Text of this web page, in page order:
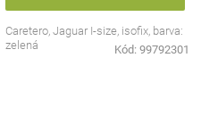
Caretero, Jaguar I-size, isofix, barva:
zelená
Kód: 99792301